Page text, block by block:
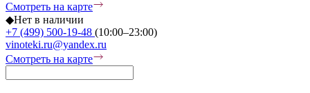
Смотреть на карте
◆Нет в наличии
+7 (499) 500-19-48 (10:00–23:00)
vinoteki.ru@yandex.ru
Смотреть на карте